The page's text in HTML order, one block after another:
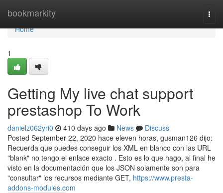
bookmarkity
Home
Home
1
Getting My live chat support
prestashop To Work
danielz062yri0 410 days ago News
Discuss
Posted September 22, 2020 hace eleven horas, gusman126 dijo:
Recuerda que puedes conseguir los XML en blanco con las URL
"blank" no tengo el enlace exacto . Esto es lo que hago, al final he
visto en la documentación que los JSON solamente son para
"consultar" los recursos mediante GET, https://www.presta-
addons-modules.com